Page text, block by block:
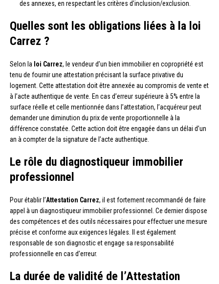
des annexes, en respectant les critères d’inclusion/exclusion.
Quelles sont les obligations liées à la loi
Carrez ?
Selon la loi Carrez, le vendeur d’un bien immobilier en copropriété est
tenu de fournir une attestation précisant la surface privative du
logement. Cette attestation doit être annexée au compromis de vente et
à l’acte authentique de vente. En cas d’erreur supérieure à 5% entre la
surface réelle et celle mentionnée dans l’attestation, l’acquéreur peut
demander une diminution du prix de vente proportionnelle à la
différence constatée. Cette action doit être engagée dans un délai d’un
an à compter de la signature de l’acte authentique.
Le rôle du diagnostiqueur immobilier
professionnel
Pour établir l’Attestation Carrez, il est fortement recommandé de faire
appel à un diagnostiqueur immobilier professionnel. Ce dernier dispose
des compétences et des outils nécessaires pour effectuer une mesure
précise et conforme aux exigences légales. Il est également
responsable de son diagnostic et engage sa responsabilité
professionnelle en cas d’erreur.
La durée de validité de l’Attestation